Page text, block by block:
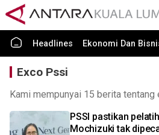
Headlines Ekonomi Dan
Exco Pssi
Kami mempunyai 15 berita tentang
PSSI pastikan
Mochizuki tak